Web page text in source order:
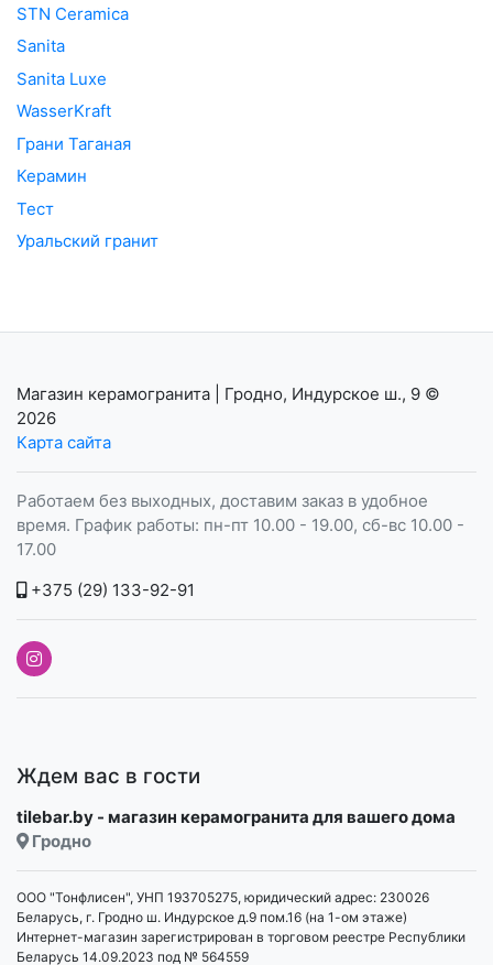
STN Ceramica
Sanita
Sanita Luxe
WasserKraft
Грани Таганая
Керамин
Тест
Уральский гранит
Магазин керамогранита | Гродно, Индурское ш., 9 ©
2026
Карта сайта
Работаем без выходных, доставим заказ в удобное
время. График работы: пн-пт 10.00 - 19.00, сб-вс 10.00 -
17.00
+375 (29) 133-92-91
Ждем вас в гости
tilebar.by - магазин керамогранита для вашего дома
Гродно
ООО "Тонфлисен", УНП 193705275, юридический адрес: 230026
Беларусь, г. Гродно ш. Индурское д.9 пом.16 (на 1-ом этаже)
Интернет-магазин зарегистрирован в торговом реестре Республики
Беларусь 14.09.2023 под № 564559